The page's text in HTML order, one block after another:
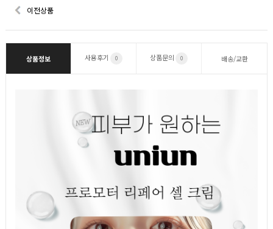
이전상품
상품정보 사용후기 0 상품문의 0 배송/교환